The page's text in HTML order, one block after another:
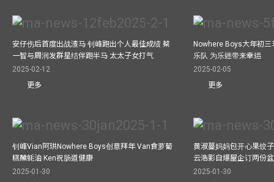
安仔伤后首度出战渣马 钊峰跑出个人最佳成绩 蔡
一智与周润发群星结伴跑半马 太太子女打气
2025-02-12
更多
Nowhere Boys大年初
乐队 为乐迷带来幸运
2025-02-05
更多
钊峰Vian阿珙Nowhere Boys创意拜年 Van食萝蔔
糕蘸蚝油 Ken祝肠道健康
2025-01-30
黄淑蔓妈妈包开心果饺
云浩影自爆屋企订两份
2025-01-30